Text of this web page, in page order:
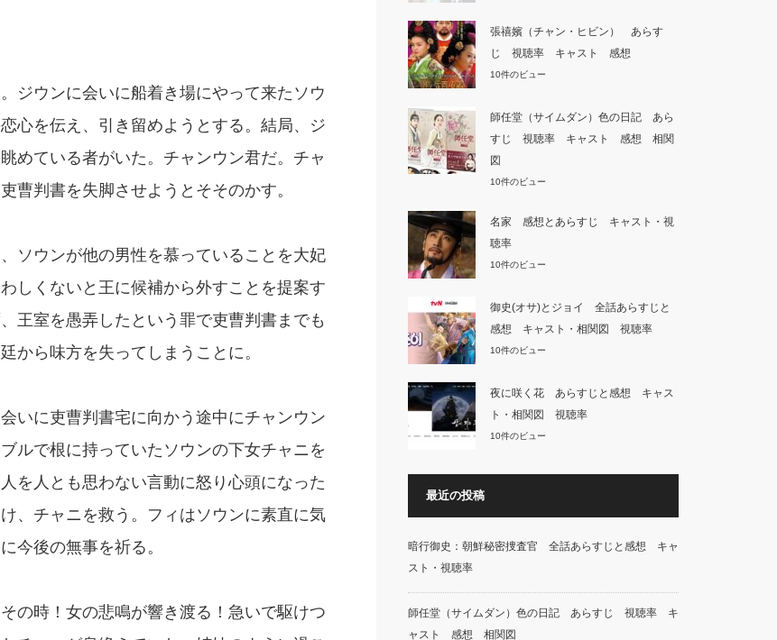
ジウンに会いに船着き場にやって来たソウ
心を伝え、引き留めようとする。結局、ジ
めている者がいた。チャンウン君だ。チャ
曹判書を失脚させようとそそのかす。
ソウンが他の男性を慕っていることを大妃
しくないと王に候補から外すことを提案す
王室を愚弄したという罪で吏曹判書までも
から味方を失ってしまうことに。
いに吏曹判書宅に向かう途中にチャンウン
ルで根に持っていたソウンの下女チャニを
を人とも思わない言動に怒り心頭になった
、チャニを救う。フィはソウンに素直に気
今後の無事を祈る。
の時！女の悲鳴が響き渡る！急いで駆けつ
張禧嬪（チャン・ヒビン） あらす
じ 視聴率 キャスト 感想
10件のビュー
師任堂（サイムダン）色の日記 あら
すじ 視聴率 キャスト 感想 相関
図
10件のビュー
名家 感想とあらすじ キャスト・視
聴率
10件のビュー
御史(オサ)とジョイ 全話あらすじと
感想 キャスト・相関図 視聴率
10件のビュー
夜に咲く花 あらすじと感想 キャス
ト・相関図 視聴率
10件のビュー
最近の投稿
暗行御史：朝鮮秘密捜査官 全話あらすじと感想 キャ
スト・視聴率
師任堂（サイムダン）色の日記 あらすじ 視聴率 キ
ャスト 感想 相関図